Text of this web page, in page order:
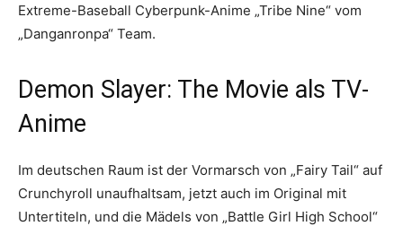
Extreme-Baseball Cyberpunk-Anime „Tribe Nine“ vom
„Danganronpa“ Team.
Demon Slayer: The Movie als TV-
Anime
Im deutschen Raum ist der Vormarsch von „Fairy Tail“ auf
Crunchyroll unaufhaltsam, jetzt auch im Original mit
Untertiteln, und die Mädels von „Battle Girl High School“